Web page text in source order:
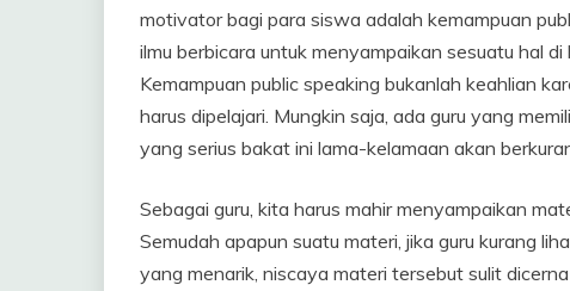
motivator bagi para siswa adalah kemampuan
ilmu berbicara untuk menyampaikan sesuatu hal
Kemampuan public speaking bukanlah keahlian
harus dipelajari. Mungkin saja, ada guru yang
yang serius bakat ini lama-kelamaan akan
Sebagai guru, kita harus mahir menyampaikan
Semudah apapun suatu materi, jika guru kurang
yang menarik, niscaya materi tersebut sulit